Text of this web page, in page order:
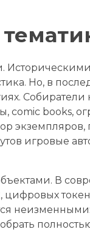
Но, в
Собиратели
comic books,
игровые
В
неизменными: